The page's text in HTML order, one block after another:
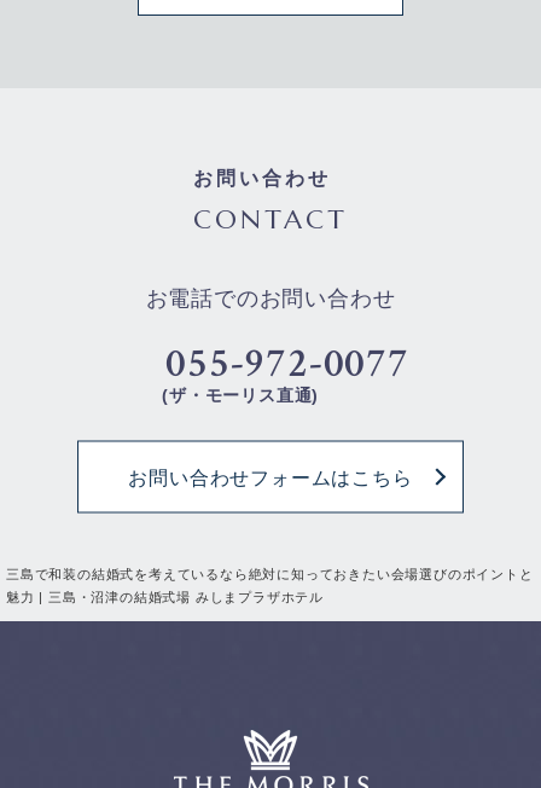
三島で和装の結婚式を考えているなら絶対に知っておきたい会場選びのポイントと
魅力 | 三島・沼津の結婚式場 みしまプラザホテル
お問い合わせ
CONTACT
お電話でのお問い合わせ
055-972-0077
(ザ・モーリス直通)
お問い合わせフォームはこちら